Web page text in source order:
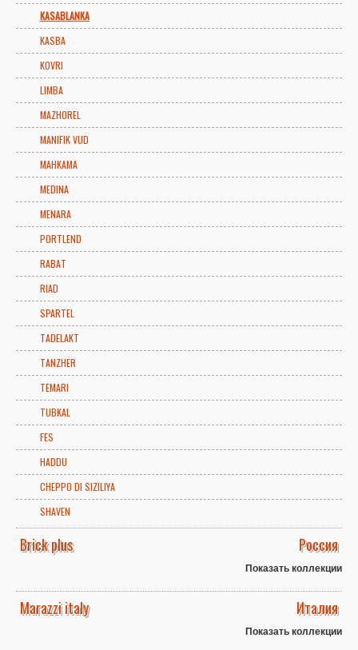
KASABLANKA
KASBA
KOVRI
LIMBA
MAZHOREL
MANIFIK VUD
MAHKAMA
MEDINA
MENARA
PORTLEND
RABAT
RIAD
SPARTEL
TADELAKT
TANZHER
TEMARI
TUBKAL
FES
HADDU
CHEPPO DI SIZILIYA
SHAVEN
Brick plus Россия
Показать коллекции
Marazzi italy Италия
Показать коллекции